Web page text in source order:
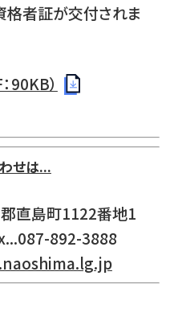
者証が交付されま
90KB）
せは...
直島町1122番地1
892-3888